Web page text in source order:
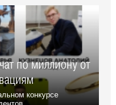
по миллиону от
конкурсе